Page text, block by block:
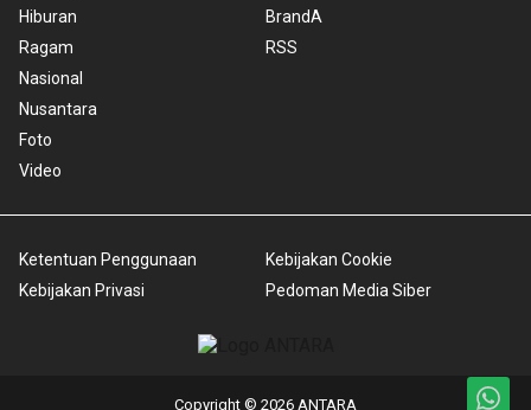
Hiburan
Ragam
Nasional
Nusantara
Foto
Video
BrandA
RSS
Ketentuan Penggunaan
Kebijakan Privasi
Kebijakan Cookie
Pedoman Media Siber
Copyright © 2026 ANTARA